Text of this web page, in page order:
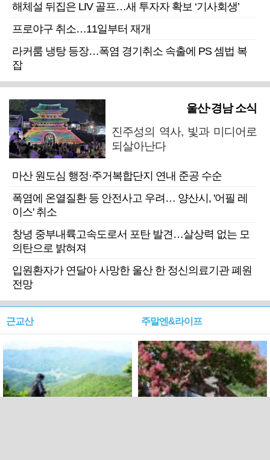
해체설 뒤집은 LIV 골프…새 투자자 확보 ‘기사회생’
프로야구 취소…11일부터 재개
라커룸 냉탕 등장…폭염 경기취소 속출에 PS 셈법 복
잡
울산·경남 소식
진주성의 역사, 빛과 미디어로
되살아난다
마산 원도심 행정·주거복합단지 연내 준공 수순
폭염에 온열질환 등 안전사고 우려… 양산시, '어필 레
이스' 취소
창녕 중부내륙고속도로서 포탄 발견…살상력 없는 모
의탄으로 밝혀져
입원환자가 연달아 사망한 울산 한 정신의료기관 폐원
전망
근교산 주말엔&라이프